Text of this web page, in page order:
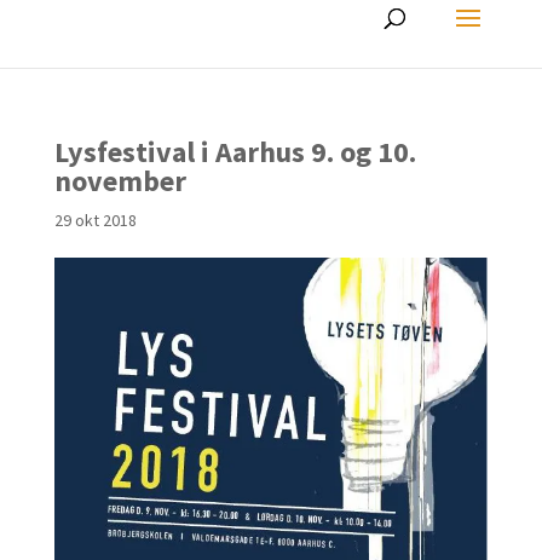
Lysfestival i Aarhus 9. og 10.
november
29 okt 2018